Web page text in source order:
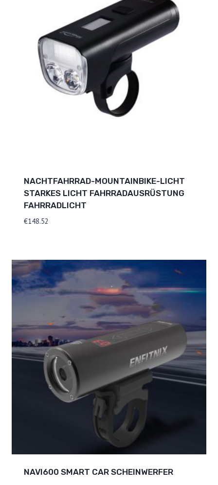
NACHTFAHRRAD-MOUNTAINBIKE-LICHT
STARKES LICHT FAHRRADAUSRÜSTUNG
FAHRRADLICHT
€148.52
NAVI600 SMART CAR SCHEINWERFER